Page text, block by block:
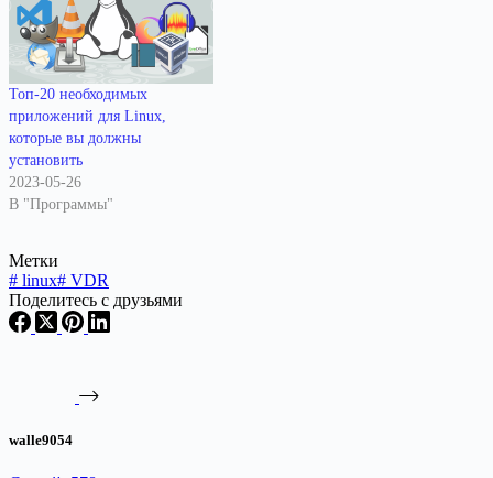
Топ-20 необходимых
приложений для Linux,
которые вы должны
установить
2023-05-26
В "Программы"
Метки
# linux# VDR
Поделитесь с друзьями
walle9054